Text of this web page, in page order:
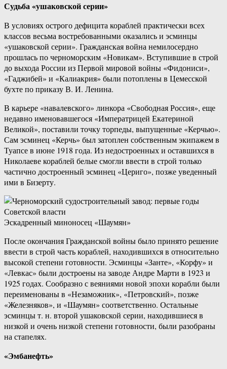
Судьба «ушаковской серии»
В условиях острого дефицита кораблей практически всех
классов весьма востребованными оказались и эсминцы
«ушаковской серии». Гражданская война немилосердно
прошлась по черноморским «Новикам». Вступившие в строй
до выхода России из Первой мировой войны «Фидониси»,
«Гаджибей» и «Калиакрия» были потоплены в Цемесской
бухте по приказу В. И. Ленина.
В карьере «навалевского» линкора «Свободная Россия», еще
недавно именовавшегося «Императрицей Екатериной
Великой», поставили точку торпеды, выпущенные «Керчью».
Сам эсминец «Керчь» был затоплен собственным экипажем в
Туапсе в июне 1918 года. Из недостроенных и оставшихся в
Николаеве кораблей белые смогли ввести в строй только
частично достроенный эсминец «Цериго», позже уведенный
ими в Бизерту.
Эскадренный миноносец «Шаумян»
После окончания Гражданской войны было принято решение
ввести в строй часть кораблей, находившихся в относительно
высокой степени готовности. Эсминцы «Занте», «Корфу» и
«Левкас» были достроены на заводе Андре Марти в 1923 и
1925 годах. Сообразно с веяниями новой эпохи корабли были
переименованы в «Незаможник», «Петровский», позже
«Железняков», и «Шаумян» соответственно. Остальные
эсминцы т. н. второй ушаковской серии, находившиеся в
низкой и очень низкой степени готовности, были разобраны
на стапелях.
«Эмбанефть»